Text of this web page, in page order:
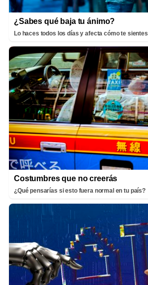
¿Sabes qué baja tu ánimo?
Lo haces todos los días y afecta cómo te sientes
Costumbres que no creerás
¿Qué pensarías si esto fuera normal en tu país?